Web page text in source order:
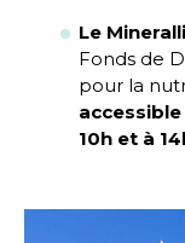
Le
Fonds de
pour la
10h et à